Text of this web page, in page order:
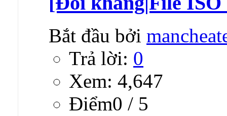
Bắt đầu bởi
Trả lời: 0
Xem: 4,647
Ðiểm0 / 5